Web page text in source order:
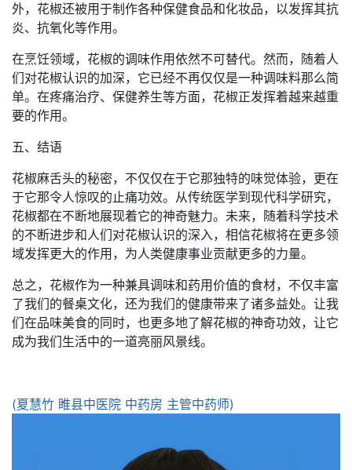
外，花椒还被用于制作各种保健食品和化妆品，以发挥其抗
炎、抗氧化等作用。
在烹饪领域，花椒的调味作用依然不可替代。然而，随着人
们对花椒认识的加深，它已经不再仅仅是一种调味料那么简
单。在疼痛治疗、保健养生等方面，花椒正发挥着越来越重
要的作用。
五、结语
花椒麻舌头的秘密，不仅仅在于它那独特的味觉体验，更在
于它那令人惊叹的止痛功效。从传统医学到现代科学研究，
花椒都在不断地展现着它的神奇魅力。未来，随着科学技术
的不断进步和人们对花椒认识的深入，相信花椒将在更多领
域发挥更大的作用，为人类健康事业贡献更多的力量。
总之，花椒作为一种兼具调味和药用价值的食材，不仅丰富
了我们的餐桌文化，还为我们的健康带来了诸多益处。让我
们在品味美食的同时，也更多地了解花椒的神奇功效，让它
成为我们生活中的一道亮丽风景线。
(夏慧竹 睢县中医院 中药房 主管中药师)